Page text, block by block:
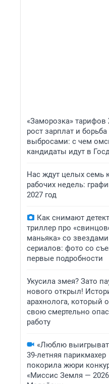
«Заморозка»
рост зарплат и борьба
выбросами: с чем
кандидаты идут в
Нас ждут целых семь
рабочих недель:
2027 год
Как снимают
триллер про
маньяка» со звездами
сериалов: фото со
первые подробности
Укусила змея? Зато
нового открыл!
арахнолога, который
свою смертельно
работу
«Люблю
39-летняя парикмахер
покорила жюри
«Миссис Земля —